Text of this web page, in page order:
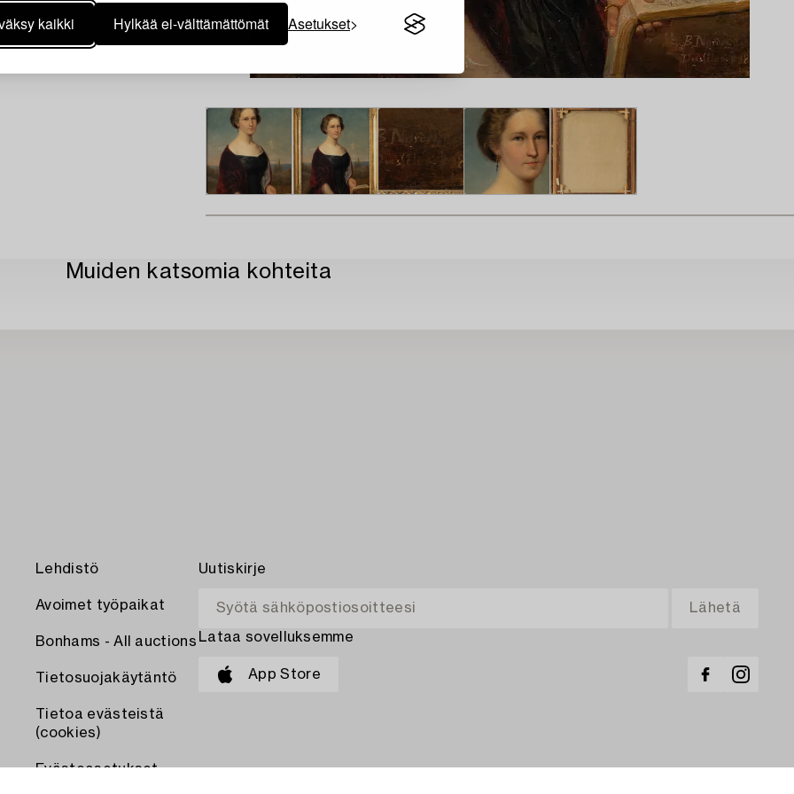
kaikki Hylkää ei-välttämättömät Asetukset
Muiden katsomia kohteita
Lehdistö
Avoimet työpaikat
Bonhams - All auctions
Tietosuojakäytäntö
Tietoa evästeistä
(cookies)
Evästeasetukset
Uutiskirje
Lataa sovelluksemme
App Store